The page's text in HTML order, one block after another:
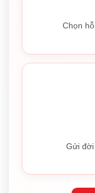
Chọn
Gửi